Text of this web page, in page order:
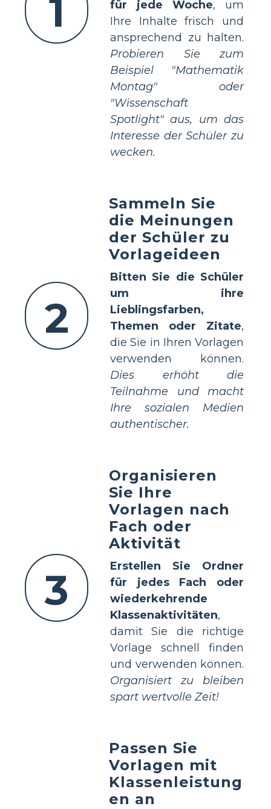
1 für jede Woche, um
Ihre Inhalte frisch und
ansprechend zu halten.
Probieren Sie zum
Beispiel "Mathematik
Montag" oder
"Wissenschaft
Spotlight" aus, um das
Interesse der Schüler zu
wecken.
2
Sammeln Sie
die Meinungen
der Schüler zu
Vorlageideen
Bitten Sie die Schüler
um ihre
Lieblingsfarben,
Themen oder Zitate,
die Sie in Ihren Vorlagen
verwenden können.
Dies erhöht die
Teilnahme und macht
Ihre sozialen Medien
authentischer.
3
Organisieren
Sie Ihre
Vorlagen nach
Fach oder
Aktivität
Erstellen Sie Ordner
für jedes Fach oder
wiederkehrende
Klassenaktivitäten,
damit Sie die richtige
Vorlage schnell finden
und verwenden können.
Organisiert zu bleiben
spart wertvolle Zeit!
Passen Sie
Vorlagen mit
Klassenleistung
en an